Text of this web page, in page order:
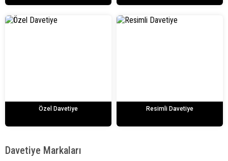
Özel Davetiye Resimli Davetiye
Davetiye Markaları